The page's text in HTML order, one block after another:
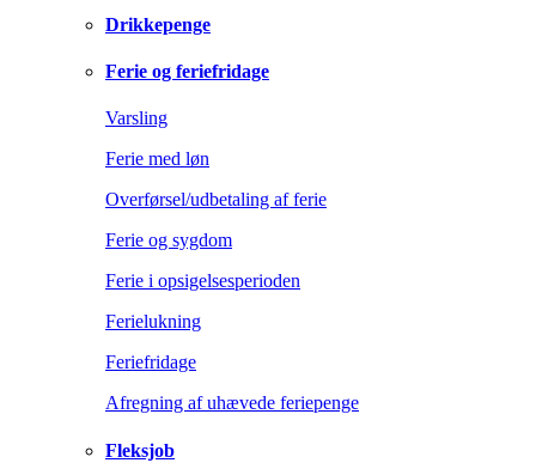
Drikkepenge
Ferie og feriefridage
Varsling
Ferie med løn
Overførsel/udbetaling af ferie
Ferie og sygdom
Ferie i opsigelsesperioden
Ferielukning
Feriefridage
Afregning af uhævede feriepenge
Fleksjob